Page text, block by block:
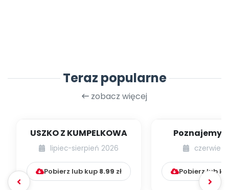
Teraz popularne
zobacz więcej
USZKO Z KUMPELKOWA
lipiec-sierpień 2026
Pobierz lub kup 8.99 zł
Poznajemy
czerwiec
Pobierz lub